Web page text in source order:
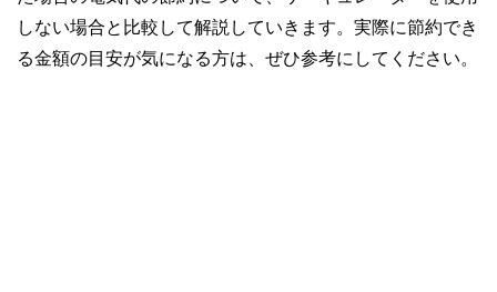
しない場合と比較して解説していきます。実際に節約でき
る金額の目安が気になる方は、ぜひ参考にしてください。